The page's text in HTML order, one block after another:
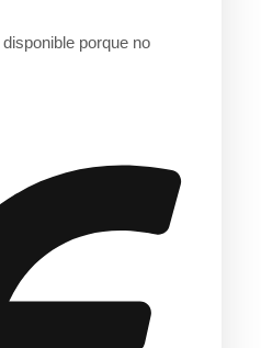
porque no